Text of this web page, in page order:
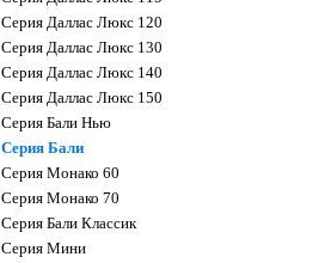
Серия Даллас Люкс 120
Серия Даллас Люкс 130
Серия Даллас Люкс 140
Серия Даллас Люкс 150
Серия Бали Нью
Серия Бали
Серия Монако 60
Серия Монако 70
Серия Бали Классик
Серия Мини